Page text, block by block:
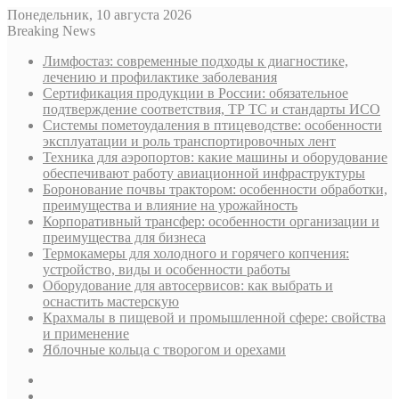
Понедельник, 10 августа 2026
Breaking News
Лимфостаз: современные подходы к диагностике,
лечению и профилактике заболевания
Сертификация продукции в России: обязательное
подтверждение соответствия, ТР ТС и стандарты ИСО
Системы пометоудаления в птицеводстве: особенности
эксплуатации и роль транспортировочных лент
Техника для аэропортов: какие машины и оборудование
обеспечивают работу авиационной инфраструктуры
Боронование почвы трактором: особенности обработки,
преимущества и влияние на урожайность
Корпоративный трансфер: особенности организации и
преимущества для бизнеса
Термокамеры для холодного и горячего копчения:
устройство, виды и особенности работы
Оборудование для автосервисов: как выбрать и
оснастить мастерскую
Крахмалы в пищевой и промышленной сфере: свойства
и применение
Яблочные кольца с творогом и орехами